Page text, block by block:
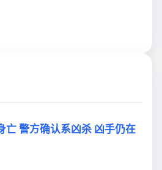
亡 警方确认系凶杀 凶手仍在